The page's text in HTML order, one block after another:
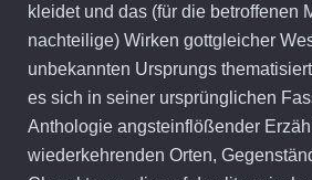
kleidet und das (für die betroffenen
nachteilige) Wirken gottgleicher
unbekannten Ursprungs
es sich in seiner ursprünglichen
Anthologie angsteinflößender
wiederkehrenden Orten,